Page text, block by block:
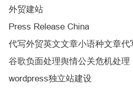
外贸建站
Press Release China
代写外贸英文文章小语种文章代
谷歌负面处理舆情公关危机处理
wordpress独立站建设